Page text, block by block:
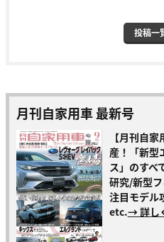
投稿一
月刊自家用車 最新号
【月刊自
産！「新型
ス」のすべ
研究/新型
注目モデル
etc.→ 詳し